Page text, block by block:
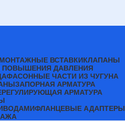
ВСТАВКИКЛАПАНЫ
ПОВЫШЕНИЯ ДАВЛЕНИЯ
ФАСОННЫЕ ЧАСТИ ИЗ ЧУГУНА
ЗАПОРНАЯ АРМАТУРА
РЕГУЛИРУЮЩАЯ АРМАТУРА
ФЛАНЦЕВЫЕ АДАПТЕРЫ